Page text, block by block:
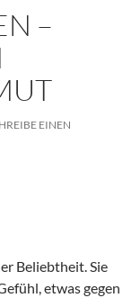
–
EINEN
Beliebtheit. Sie
etwas gegen